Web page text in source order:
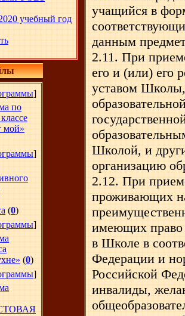
учебный год
]
по
мой»
]
(0)
]
(0)
]
учащийся в
данным
2.11. При
его и (или) его
уставом Школы,
Школой, и
организацию
2.12. При
проживающих
имеющих право
в Школе в
Федерации и
Российской
инвалиды,